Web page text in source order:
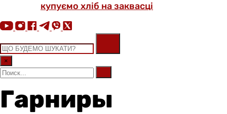
купуємо хліб на заквасці
×
Гарниры